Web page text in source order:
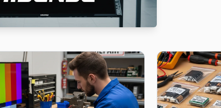
çalışan TV'lerde ısıl macun kuruması sık görülür. Ekibimiz